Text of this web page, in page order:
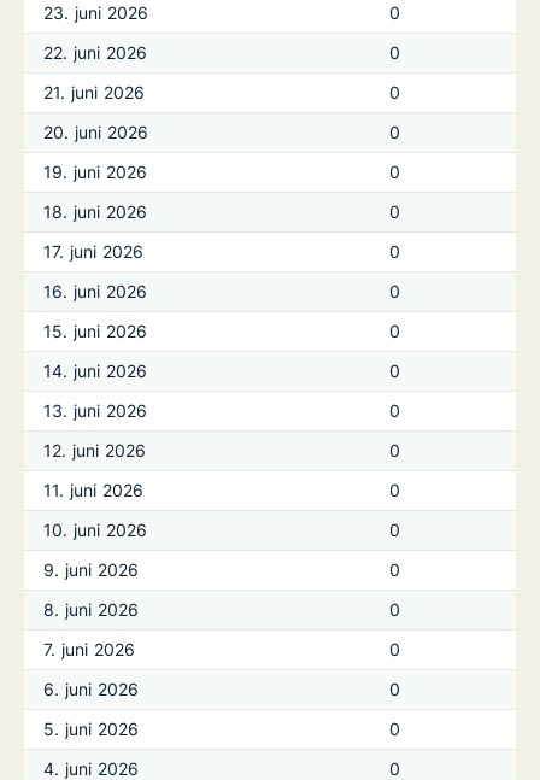
23. juni 2026
0
22. juni 2026
0
21. juni 2026
0
20. juni 2026
0
19. juni 2026
0
18. juni 2026
0
17. juni 2026
0
16. juni 2026
0
15. juni 2026
0
14. juni 2026
0
13. juni 2026
0
12. juni 2026
0
11. juni 2026
0
10. juni 2026
0
9. juni 2026
0
8. juni 2026
0
7. juni 2026
0
6. juni 2026
0
5. juni 2026
0
4. juni 2026
0